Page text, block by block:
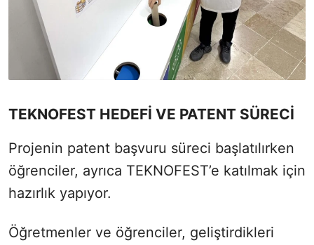
TEKNOFEST HEDEFİ VE PATENT SÜRECİ
Projenin patent başvuru süreci başlatılırken
öğrenciler, ayrıca TEKNOFEST’e katılmak için
hazırlık yapıyor.
Öğretmenler ve öğrenciler, geliştirdikleri